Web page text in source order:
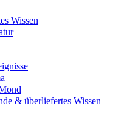
Wissen
& überliefertes Wissen